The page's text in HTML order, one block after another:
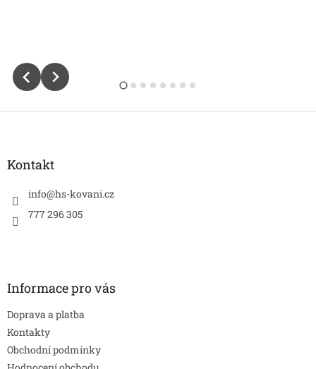
Z
Kontakt
info@hs-kovani.cz
777 296 305
Informace pro vás
Doprava a platba
Kontakty
Obchodní podmínky